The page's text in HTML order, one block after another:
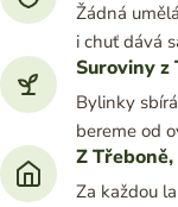
Žádná
i chuť dává
Suroviny z
Bylinky
bereme od
Z
Za každou